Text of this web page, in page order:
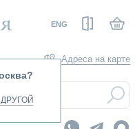
ENG Вход
Адреса на карте